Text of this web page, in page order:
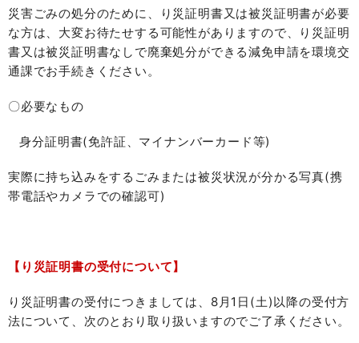
災害ごみの処分のために、り災証明書又は被災証明書が必要
な方は、大変お待たせする可能性がありますので、り災証明
書又は被災証明書なしで廃棄処分ができる減免申請を環境交
通課でお手続きください。
〇必要なもの
身分証明書(免許証、マイナンバーカード等)
実際に持ち込みをするごみまたは被災状況が分かる写真(携
帯電話やカメラでの確認可)
【り災証明書の受付について】
り災証明書の受付につきましては、8月1日(土)以降の受付方
法について、次のとおり取り扱いますのでご了承ください。